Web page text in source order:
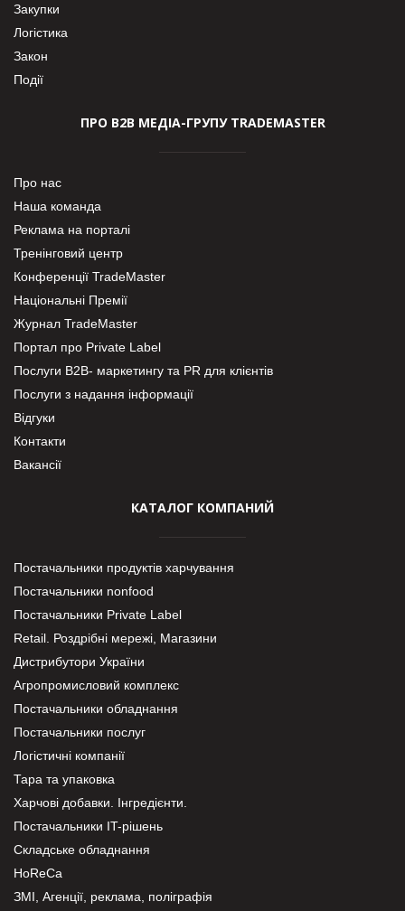
Закупки
Логістика
Закон
Події
ПРО В2В МЕДІА-ГРУПУ TRADEMASTER
Про нас
Наша команда
Реклама на порталі
Тренінговий центр
Конференції TradeMaster
Національні Премії
Журнал TradeMaster
Портал про Private Label
Послуги В2В- маркетингу та PR для клієнтів
Послуги з надання інформації
Відгуки
Контакти
Вакансії
КАТАЛОГ КОМПАНИЙ
Постачальники продуктів харчування
Постачальники nonfood
Постачальники Private Label
Retail. Роздрібні мережі, Магазини
Дистрибутори України
Агропромисловий комплекс
Постачальники обладнання
Постачальники послуг
Логістичні компанії
Тара та упаковка
Харчові добавки. Інгредієнти.
Постачальники IT-рішень
Складське обладнання
HoReCa
ЗМІ, Агенції, реклама, поліграфія